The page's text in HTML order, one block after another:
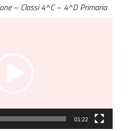
– Classi 4^C – 4^D Primaria
01:22